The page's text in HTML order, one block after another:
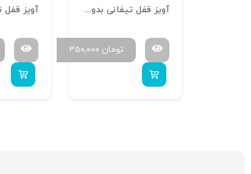
آویز قفل تیفانی بدون کلید 07
۳۵۰,۰۰۰ تومان